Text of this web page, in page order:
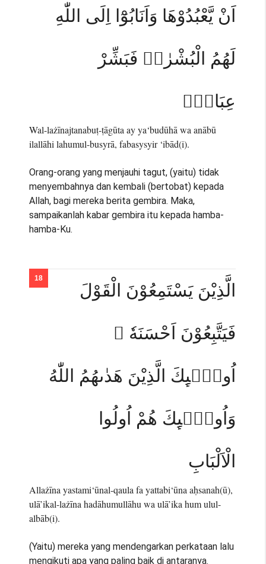
اَنْ يَّعْبُدُوْهَا وَاَنَابُوْٓا اِلَى اللّٰهِ
لَهُمُ الْبُشْرٰىۚ فَبَشِّرْ
عِبَادِۙ
Wal-lażīnajtanabuṭ-ṭāgūta ay ya‘budūhā wa anābū
ilallāhi lahumul-busyrā, fabasysyir ‘ibād(i).
Orang-orang yang menjauhi tagut, (yaitu) tidak
menyembahnya dan kembali (bertobat) kepada
Allah, bagi mereka berita gembira. Maka,
sampaikanlah kabar gembira itu kepada hamba-
hamba-Ku.
الَّذِيْنَ يَسْتَمِعُوْنَ الْقَوْلَ
فَيَتَّبِعُوْنَ اَحْسَنَهٗ ۗ
اُولٰۤىِٕكَ الَّذِيْنَ هَدٰىهُمُ اللّٰهُ
وَاُولٰۤىِٕكَ هُمْ اُولُوا
الْاَلْبَابِ
Allażīna yastami‘ūnal-qaula fa yattabi‘ūna aḥsanah(ū),
ulā’ikal-lażīna hadāhumullāhu wa ulā’ika hum ulul-
albāb(i).
(Yaitu) mereka yang mendengarkan perkataan lalu
mengikuti apa yang paling baik di antaranya.